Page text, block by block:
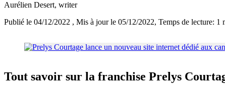
Aurélien Desert, writer
Publié le 04/12/2022 , Mis à jour le 05/12/2022, Temps de lecture: 1
Tout savoir sur la franchise Prelys